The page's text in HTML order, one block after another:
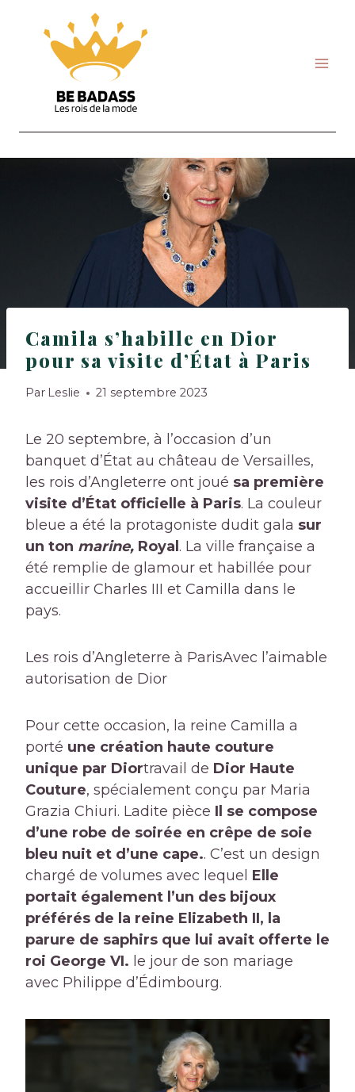
content
Camila s’habille en Dior
pour sa visite d’État à Paris
Par Leslie 21 septembre 2023
Le 20 septembre, à l’occasion d’un
banquet d’État au château de Versailles,
les rois d’Angleterre ont joué sa première
visite d’État officielle à Paris. La couleur
bleue a été la protagoniste dudit gala sur
un ton marine, Royal . La ville française a
été remplie de glamour et habillée pour
accueillir Charles III et Camilla dans le
pays.
Les rois d’Angleterre à ParisAvec l’aimable
autorisation de Dior
Pour cette occasion, la reine Camilla a
porté une création haute couture
unique par Diortravail de Dior Haute
Couture, spécialement conçu par Maria
Grazia Chiuri. Ladite pièce Il se compose
d’une robe de soirée en crêpe de soie
bleu nuit et d’une cape.. C’est un design
chargé de volumes avec lequel Elle
portait également l’un des bijoux
préférés de la reine Elizabeth II, la
parure de saphirs que lui avait offerte le
roi George VI. le jour de son mariage
avec Philippe d’Édimbourg.